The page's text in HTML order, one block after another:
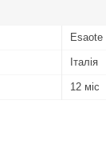
Esaote
Італія
12 міс